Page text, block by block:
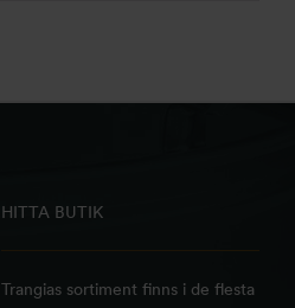
HITTA BUTIK
Trangias sortiment finns i de flesta